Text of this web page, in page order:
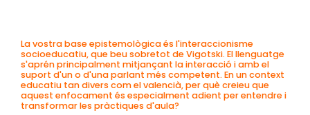
La vostra base epistemològica és l'interaccionisme
socioeducatiu, que beu sobretot de Vigotski. El llenguatge
s'aprén principalment mitjançant la interacció i amb el
suport d'un o d'una parlant més competent. En un context
educatiu tan divers com el valencià, per què creieu que
aquest enfocament és especialment adient per entendre i
transformar les pràctiques d'aula?